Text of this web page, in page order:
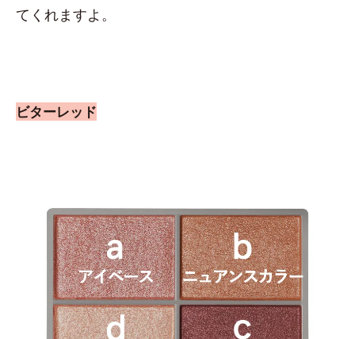
てくれますよ。
ビターレッド